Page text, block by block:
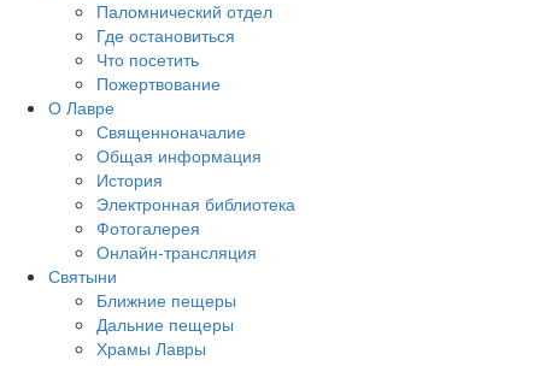
Паломнический отдел
Где остановиться
Что посетить
Пожертвование
О Лавре
Священноначалие
Общая информация
История
Электронная библиотека
Фотогалерея
Онлайн-трансляция
Святыни
Ближние пещеры
Дальние пещеры
Храмы Лавры